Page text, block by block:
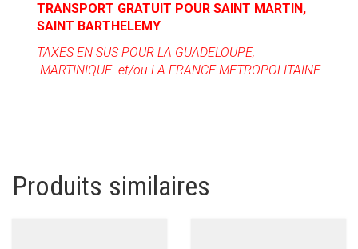
TRANSPORT GRATUIT POUR SAINT MARTIN,
SAINT BARTHELEMY
TAXES EN SUS POUR LA GUADELOUPE,
MARTINIQUE et/ou LA FRANCE METROPOLITAINE
Produits similaires